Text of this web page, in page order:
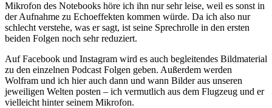
Mikrofon des Notebooks höre ich ihn nur sehr leise, weil es sonst in
der Aufnahme zu Echoeffekten kommen würde. Da ich also nur
schlecht verstehe, was er sagt, ist seine Sprechrolle in den ersten
beiden Folgen noch sehr reduziert.
Auf Facebook und Instagram wird es auch begleitendes Bildmaterial
zu den einzelnen Podcast Folgen geben. Außerdem werden
Wolfram und ich hier auch dann und wann Bilder aus unseren
jeweiligen Welten posten – ich vermutlich aus dem Flugzeug und er
vielleicht hinter seinem Mikrofon.